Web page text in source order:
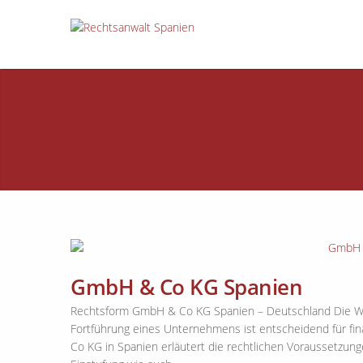
GmbH & Co KG Spanien
Rechtsform GmbH & Co KG Spanien – Deutschland Die
Fortführung eines Unternehmens ist entscheidend für
Co KG in Spanien erläutert die rechtlichen